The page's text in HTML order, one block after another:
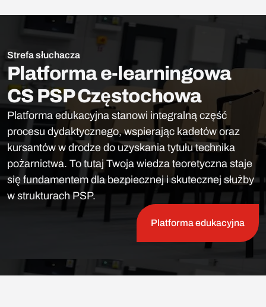
Strefa słuchacza
Platforma e-learningowa
CS PSP Częstochowa
Platforma edukacyjna stanowi integralną część
procesu dydaktycznego, wspierając kadetów oraz
kursantów w drodze do uzyskania tytułu technika
pożarnictwa. To tutaj Twoja wiedza teoretyczna staje
się fundamentem dla bezpiecznej i skutecznej służby
w strukturach PSP.
Platforma edukacyjna